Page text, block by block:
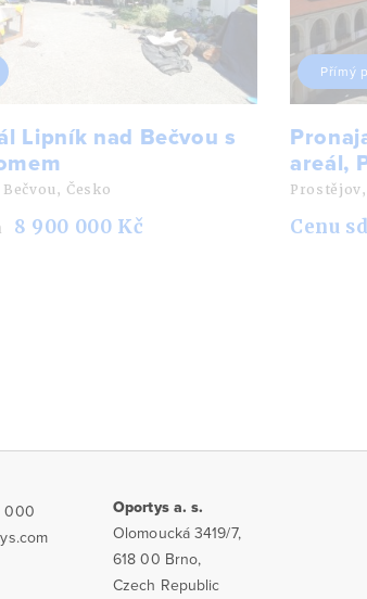
Lipník nad Bečvou s
Česko
8 900 000 Kč
Přímý
areál,
Cenu
000
Oportys a. s.
Olomoucká 3419/7,
618 00 Brno,
Czech Republic